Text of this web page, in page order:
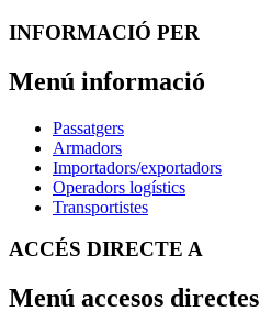
INFORMACIÓ PER
Menú informació
Passatgers
Armadors
Importadors/exportadors
Operadors logístics
Transportistes
ACCÉS DIRECTE A
Menú accesos directes